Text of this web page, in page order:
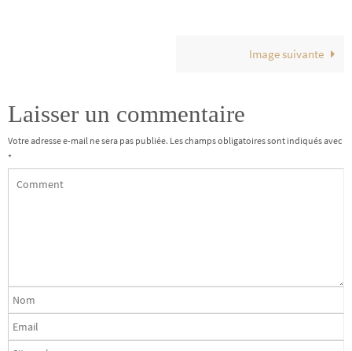
Image suivante
Laisser un commentaire
Votre adresse e-mail ne sera pas publiée. Les champs obligatoires sont indiqués avec
*